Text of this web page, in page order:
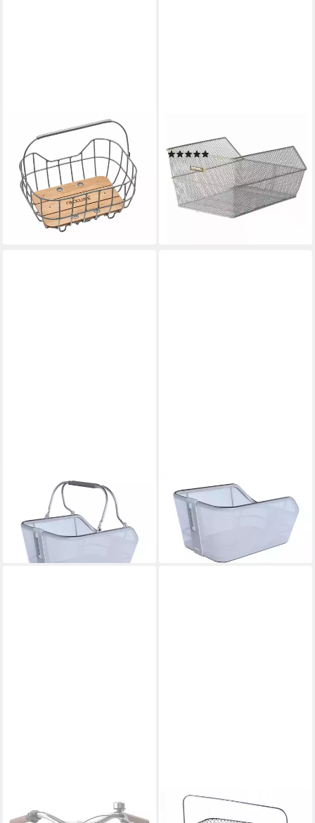
Fahrradkorb, System Korb
Baskit Breeze
ab 87,49 €
UVP99,95 €
-12%
lieferbar - in 5-6 Werktagen bei dir
Fahrradkorb
(1)
33,89 €
lieferbar - in 4-5 Werktagen bei dir
Fahrradkorb, "Cento Tech
Fiber Nordlicht MIK 2.0"
132,99 €
lieferbar - in 7-9 Werktagen bei dir
BASIL
Fahrradkorb, Hinterradkorb
"Cento Alu WSL"
119,95 €
lieferbar - in 7-9 Werktagen bei dir